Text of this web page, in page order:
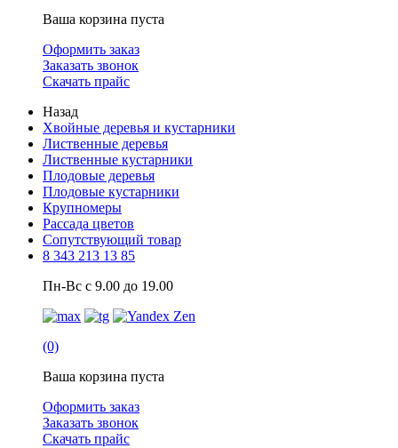
Ваша корзина пуста
Оформить заказ
Заказать звонок
Скачать прайс
Назад
Хвойные деревья и кустарники
Лиственные деревья
Лиственные кустарники
Плодовые деревья
Плодовые кустарники
Крупномеры
Рассада цветов
Сопутствующий товар
8 343 213 13 85
Пн-Вс с 9.00 до 19.00
(0)
Ваша корзина пуста
Оформить заказ
Заказать звонок
Скачать прайс